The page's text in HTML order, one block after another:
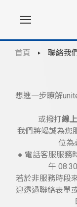
首頁 聯絡我
想進一步瞭解
或撥打線
我們將竭誠為您
位為
● 電話客服服務
午
若於非服務時段
迎透過聯絡表單